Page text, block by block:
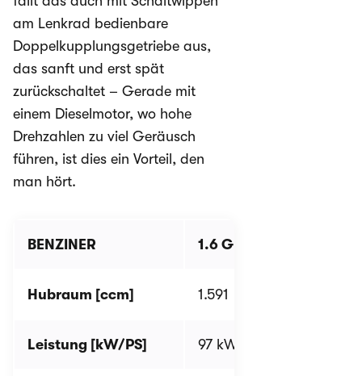
am Lenkrad bedienbare
Doppelkupplungsgetriebe aus,
das sanft und erst spät
zurückschaltet – Gerade mit
einem Dieselmotor, wo hohe
Drehzahlen zu viel Geräusch
führen, ist dies ein Vorteil, den
man hört.
BENZINER 1.6 GDI
Hubraum [ccm] 1.591
Leistung [kW/PS] 97 kW / 132 PS